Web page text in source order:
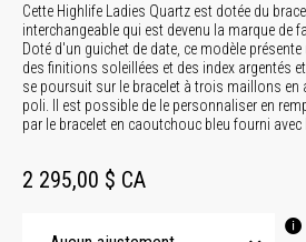
Cette Highlife Ladies Quartz est dotée du
interchangeable qui est devenu la marque de
Doté d'un guichet de date, ce modèle
des finitions soleillées et des index argentés
se poursuit sur le bracelet à trois maillons en
poli. Il est possible de le personnaliser en
par le bracelet en caoutchouc bleu fourni avec
2 295,00 $ CA